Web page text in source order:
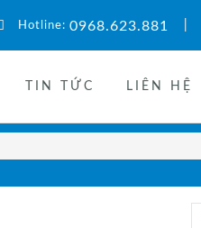
Hotline: 0968.623.881
TIN TỨC LIÊN HỆ